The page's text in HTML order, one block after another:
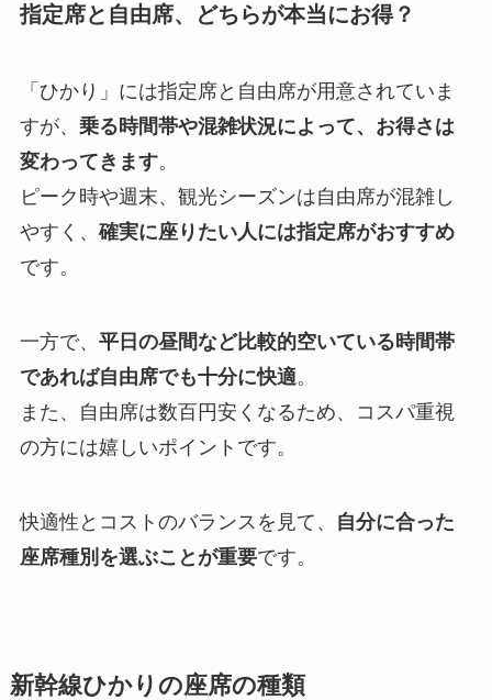
指定席と自由席、どちらが本当にお得？
「ひかり」には指定席と自由席が用意されていま
すが、 乗る時間帯や混雑状況によって、お得さは
変わってきます。
ピーク時や週末、観光シーズンは自由席が混雑し
やすく、 確実に座りたい人には指定席がおすすめ
です。
一方で、 平日の昼間など比較的空いている時間帯
であれば自由席でも十分に快適。
また、自由席は数百円安くなるため、コスパ重視
の方には嬉しいポイントです。
快適性とコストのバランスを見て、
自分に合った
座席種別を選ぶことが重要です。
新幹線ひかりの座席の種類